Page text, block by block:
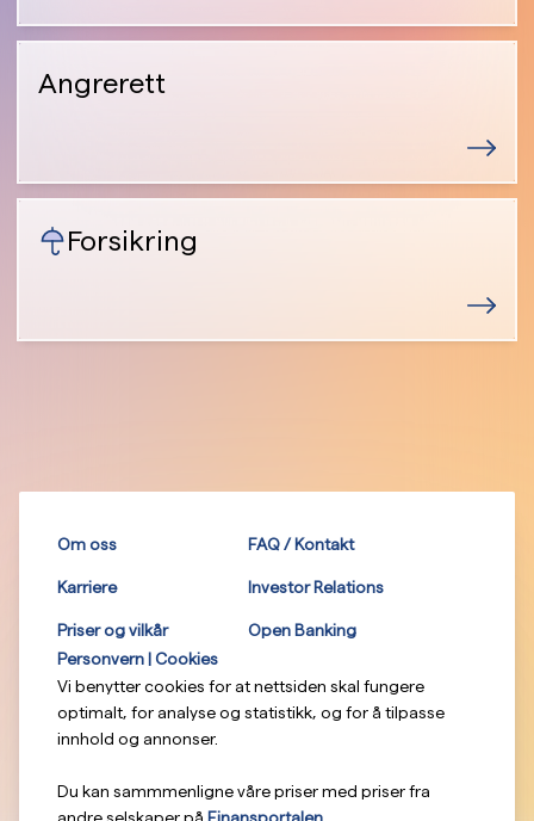
Angrerett
Forsikring
Om oss FAQ / Kontakt
Karriere Investor Relations
Priser og vilkår
Open Banking
Personvern | Cookies
Vi benytter cookies for at nettsiden skal fungere
optimalt, for analyse og statistikk, og for å tilpasse
innhold og annonser.
Du kan sammmenligne våre priser med priser fra